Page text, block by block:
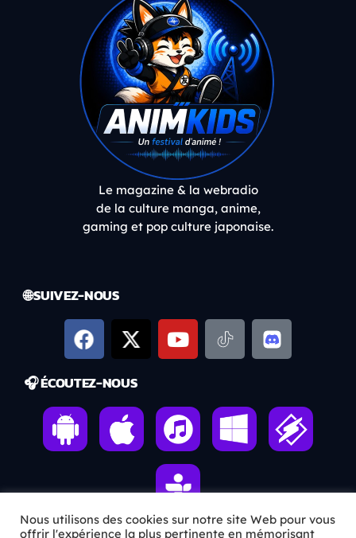
Le magazine & la webradio
de la culture manga, anime,
gaming et pop culture japonaise.
🌐 SUIVEZ-NOUS
🎧 ÉCOUTEZ-NOUS
Nous utilisons des cookies sur notre site Web pour vous
offrir l'expérience la plus pertinente en mémorisant